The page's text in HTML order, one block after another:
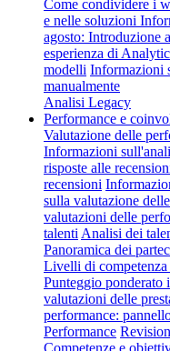
Come condividere i
e nelle soluzioni
agosto: Introduzione
esperienza di
modelli Informazioni
manualmente
Analisi Legacy
Performance e
Valutazione delle
Informazioni
risposte alle
recensioni
sulla valutazione
valutazioni delle
talenti Analisi dei
Panoramica dei
Livelli di
Punteggio ponderato
valutazioni delle
performance:
Performance
Competenze e